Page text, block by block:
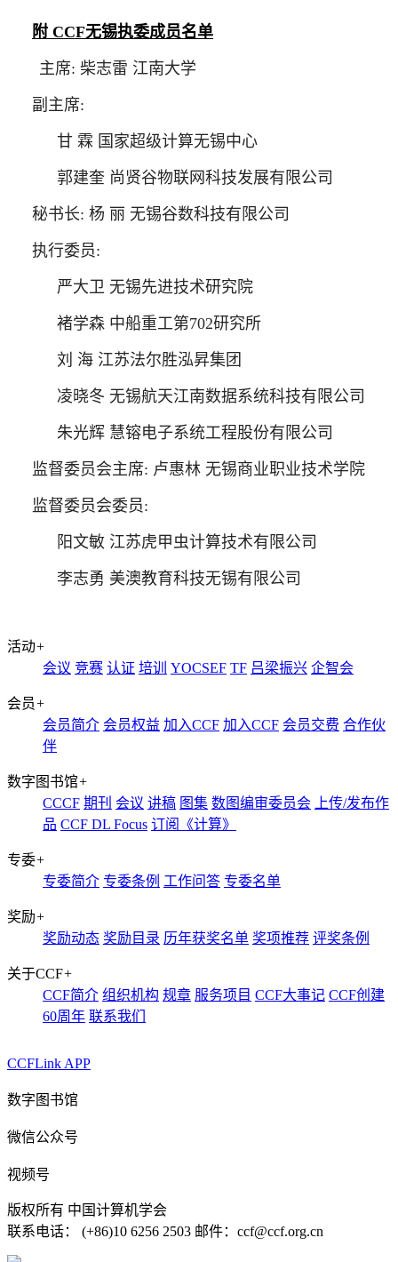
附 CCF无锡执委成员名单
主席: 柴志雷 江南大学
副主席:
甘 霖 国家超级计算无锡中心
郭建奎 尚贤谷物联网科技发展有限公司
秘书长: 杨 丽 无锡谷数科技有限公司
执行委员:
严大卫 无锡先进技术研究院
褚学森 中船重工第702研究所
刘 海 江苏法尔胜泓昇集团
凌晓冬 无锡航天江南数据系统科技有限公司
朱光辉 慧镕电子系统工程股份有限公司
监督委员会主席: 卢惠林 无锡商业职业技术学院
监督委员会委员:
阳文敏 江苏虎甲虫计算技术有限公司
李志勇 美澳教育科技无锡有限公司
活动+
会议 竞赛 认证 培训 YOCSEF TF 吕梁振兴 企智会
会员+
会员简介 会员权益 加入CCF 加入CCF 会员交费 合作伙
伴
数字图书馆+
CCCF 期刊 会议 讲稿 图集 数图编审委员会
上传/发布作
品 CCF DL Focus 订阅《计算》
专委+
专委简介 专委条例 工作问答 专委名单
奖励+
奖励动态 奖励目录 历年获奖名单 奖项推荐 评奖条例
关于CCF+
CCF简介 组织机构 规章 服务项目 CCF大事记 CCF创建
60周年 联系我们
CCFLink APP
数字图书馆
微信公众号
视频号
版权所有 中国计算机学会
联系电话： (+86)10 6256 2503 邮件：ccf@ccf.org.cn